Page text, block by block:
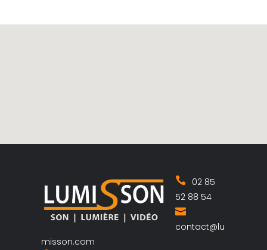
02 85
52 88 54
contact@lu
misson.com